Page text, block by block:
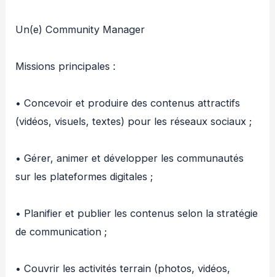
‎Un(e) Community Manager
‎Missions principales :
‎• Concevoir et produire des contenus attractifs
(vidéos, visuels, textes) pour les réseaux sociaux ;
‎• Gérer, animer et développer les communautés
sur les plateformes digitales ;
‎• Planifier et publier les contenus selon la stratégie
de communication ;
‎• Couvrir les activités terrain (photos, vidéos,